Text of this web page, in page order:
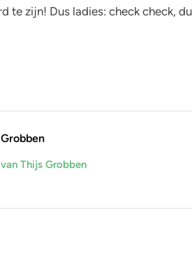
te zijn! Dus ladies: check check,
Thijs Grobben